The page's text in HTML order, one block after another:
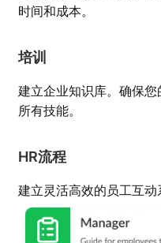
时间和成本。
培训
建立企业知识库。确保
所有技能。
HR流程
建立灵活高效的员工互